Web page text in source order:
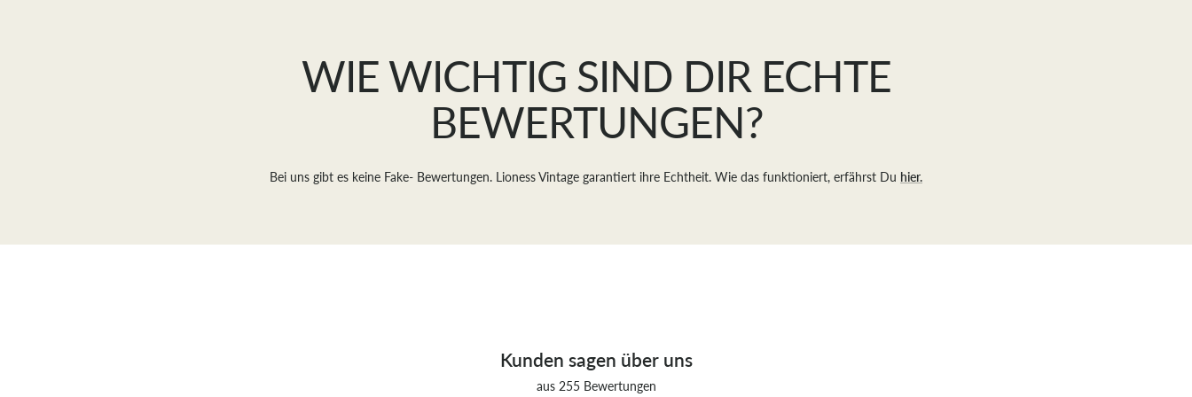
WIE WICHTIG SIND DIR ECHTE
BEWERTUNGEN?
Bei uns gibt es keine Fake- Bewertungen. Lioness Vintage garantiert ihre Echtheit. Wie das funktioniert, erfährst Du hier.
Kunden sagen über uns
aus 255 Bewertungen